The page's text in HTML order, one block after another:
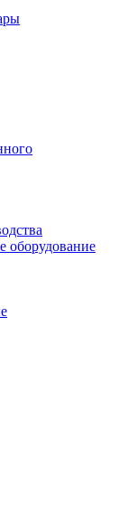
оборудование